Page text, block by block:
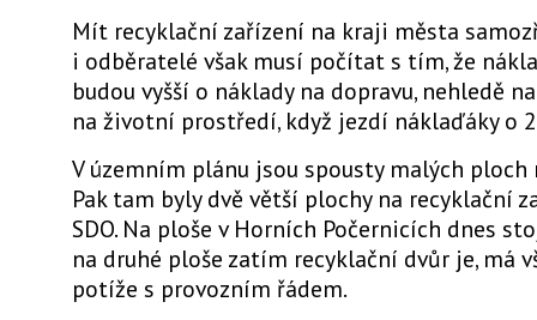
Mít recyklační zařízení na kraji města
i odběratelé však musí počítat s tím, že
budou vyšší o náklady na dopravu, nehledě
na životní prostředí, když jezdí náklaďáky o
V územním plánu jsou spousty malých ploch
Pak tam byly dvě větší plochy na recyklační
SDO. Na ploše v Horních Počernicích dnes
na druhé ploše zatím recyklační dvůr je, má
potíže s provozním řádem.